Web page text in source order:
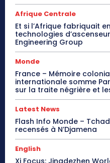
Afrique Centrale
Et si l’Afrique fabriquait
technologies
Engineering Group
Monde
France – Mémoire
internationale somme
sur la traite négrière et
Latest News
Flash Info Monde –
recensés à N’Djamena
English
Xi Focus: Jingdezhen